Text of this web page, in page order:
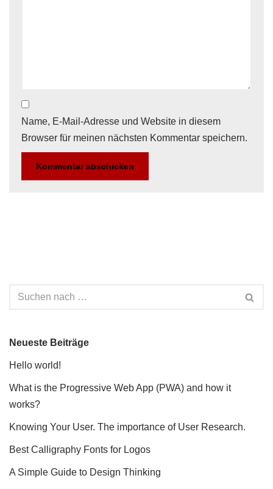
Name, E-Mail-Adresse und Website in diesem
Browser für meinen nächsten Kommentar speichern.
Neueste Beiträge
Hello world!
What is the Progressive Web App (PWA) and how it
works?
Knowing Your User. The importance of User Research.
Best Calligraphy Fonts for Logos
A Simple Guide to Design Thinking